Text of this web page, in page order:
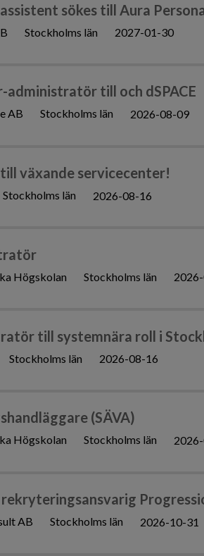
sökes till Aura
Stockholms län 2027-01-30
administratör till och dSPACE
AB Stockholms län 2026-08-09
växande servicecenter!
Stockholms län 2026-08-16
Högskolan Stockholms län
till systemnära roll i
Stockholms län 2026-08-16
(SÄVA)
Högskolan Stockholms län
AB Stockholms län 2026-10-31